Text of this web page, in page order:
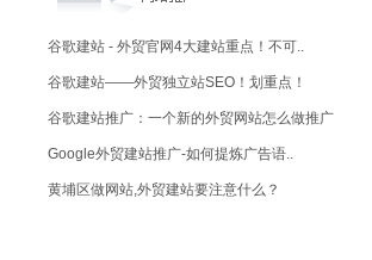
谷歌建站 - 外贸官网4大建站重点！不可..
谷歌建站——外贸独立站SEO！划重点！
谷歌建站推广：一个新的外贸网站怎么做推广
Google外贸建站推广-如何提炼广告语..
黄埔区做网站,外贸建站要注意什么？